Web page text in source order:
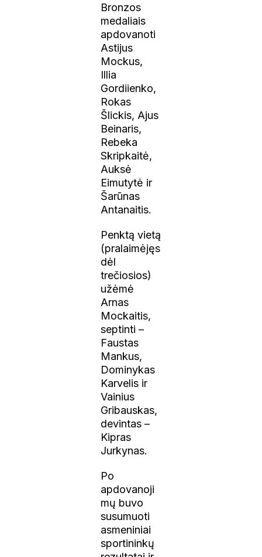
Bronzos
medaliais
apdovanoti
Astijus
Mockus,
Illia
Gordiienko,
Rokas
Šlickis, Ajus
Beinaris,
Rebeka
Skripkaitė,
Auksė
Eimutytė ir
Šarūnas
Antanaitis.
Penktą vietą
(pralaimėjęs
dėl
trečiosios)
užėmė
Arnas
Mockaitis,
septinti –
Faustas
Mankus,
Dominykas
Karvelis ir
Vainius
Gribauskas,
devintas –
Kipras
Jurkynas.
Po
apdovanoji
mų buvo
susumuoti
asmeniniai
sportininkų